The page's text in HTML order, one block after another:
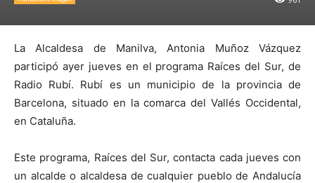
La Alcaldesa de Manilva, Antonia Muñoz Vázquez
participó ayer jueves en el programa Raíces del Sur, de
Radio Rubí. Rubí es un municipio de la provincia de
Barcelona, situado en la comarca del Vallés Occidental,
en Cataluña.
Este programa, Raíces del Sur, contacta cada jueves con
un alcalde o alcaldesa de cualquier pueblo de Andalucía